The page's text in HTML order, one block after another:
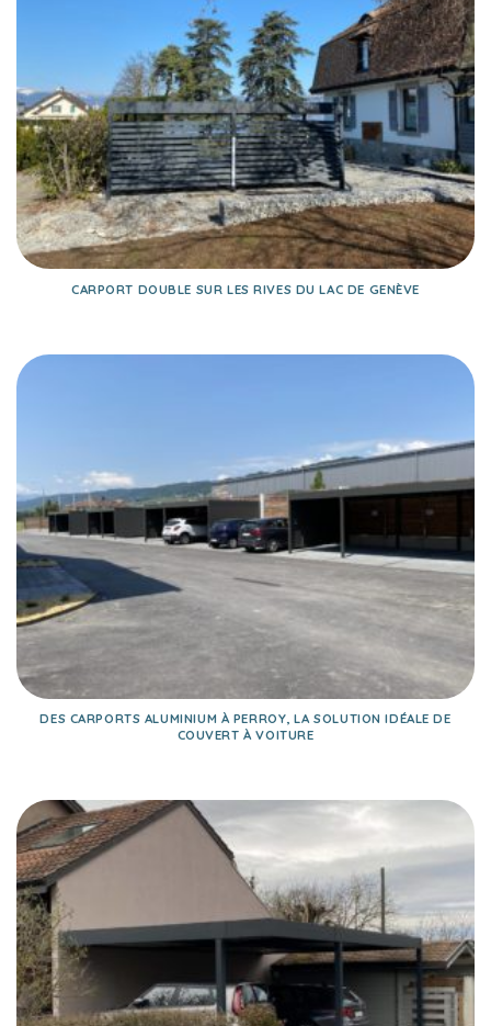
CARPORT DOUBLE SUR LES RIVES DU LAC DE GENÈVE
DES CARPORTS ALUMINIUM À PERROY, LA SOLUTION IDÉALE DE
COUVERT À VOITURE